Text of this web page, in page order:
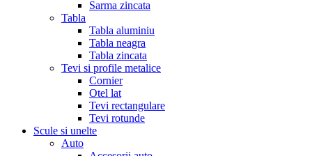
Sarma zincata
Tabla
Tabla aluminiu
Tabla neagra
Tabla zincata
Tevi si profile metalice
Cornier
Otel lat
Tevi rectangulare
Tevi rotunde
Scule si unelte
Auto